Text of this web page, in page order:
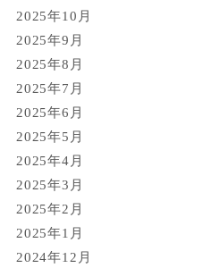
2025年10月
2025年9月
2025年8月
2025年7月
2025年6月
2025年5月
2025年4月
2025年3月
2025年2月
2025年1月
2024年12月